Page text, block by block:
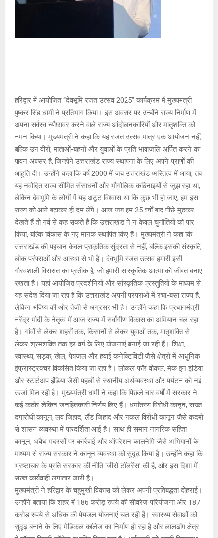
हरिद्वार में आयोजित “देवभूमि रजत उत्सव 2025” कार्यक्रम में मुख्यमंत्री
पुष्कर सिंह धामी ने प्रतिभाग किया। इस अवसर पर उन्होंने राज्य निर्माण में
अपना सर्वस्व न्यौछावर करने वाले राज्य आंदोलनकारियों और मातृशक्ति को
नमन किया। मुख्यमंत्री ने कहा कि यह रजत उत्सव मात्र एक आयोजन नहीं,
बल्कि उन वीरों, माताओं-बहनों और युवाओं के प्रति भावांजलि अर्पित करने का
पावन अवसर है, जिन्होंने उत्तराखंड राज्य स्थापना के लिए अपने प्राणों की
आहुति दी। उन्होंने कहा कि वर्ष 2000 में जब उत्तराखंड अस्तित्व में आया, तब
यह नवोदित राज्य सीमित संसाधनों और भौगोलिक कठिनाइयों से जूझ रहा था,
लेकिन देवभूमि के लोगों में यह अटूट विश्वास था कि कुछ भी हो जाए, हम इस
राज्य को आगे बढ़ाकर ही दम लेंगे। आज जब हम 25 वर्षों बाद पीछे मुड़कर
देखते हैं तो गर्व से कह सकते हैं कि उत्तराखंड ने न केवल चुनौतियों को पार
किया, बल्कि विकास के नए मानक स्थापित किए हैं। मुख्यमंत्री ने कहा कि
उत्तराखंड की पहचान केवल प्राकृतिक सुंदरता से नहीं, बल्कि इसकी संस्कृति,
लोक परंपराओं और आस्था से भी है। देवभूमि रजत उत्सव हमारी इसी
गौरवशाली विरासत का प्रतीक है, जो हमारी सांस्कृतिक आत्मा को जीवंत बनाए
रखता है। यहां आयोजित प्रदर्शनियों और सांस्कृतिक प्रस्तुतियों के माध्यम से
यह संदेश दिया जा रहा है कि उत्तराखंड अपनी परंपराओं में रचा-बसा राज्य है,
लेकिन भविष्य की ओर तेज़ी से अग्रसर भी है। उन्होंने कहा कि प्रधानमंत्री
नरेंद्र मोदी के नेतृत्व में आज राज्य में सर्वांगीण विकास का अभियान चल रहा
है। गांवों से लेकर शहरों तक, किसानों से लेकर युवाओं तक, मातृशक्ति से
लेकर श्रमशक्ति तक हर वर्ग के लिए योजनाएं बनाई जा रही हैं। शिक्षा,
स्वास्थ्य, सड़क, खेल, पेयजल और हवाई कनेक्टिविटी जैसे क्षेत्रों में आधुनिक
इंफ्रास्ट्रक्चर विकसित किया जा रहा है। लोकल फॉर वोकल, मेक इन इंडिया
और स्टार्टअप इंडिया जैसी पहलों से स्थानीय अर्थव्यवस्था और पर्यटन को नई
ऊर्जा मिल रही है। मुख्यमंत्री धामी ने कहा कि पिछले चार वर्षों में सरकार ने
कई कठोर लेकिन जनहितकारी निर्णय लिए हैं। धर्मांतरण विरोधी कानून, सख्त
दंगारोधी कानून, लव जिहाद, लैंड जिहाद और नकल विरोधी कानून जैसे कदमों
से शासन व्यवस्था में पारदर्शिता आई है। साथ ही समान नागरिक संहिता
कानून, अवैध मदरसों पर कार्रवाई और ऑपरेशन कालनेमि जैसे अभियानों के
माध्यम से राज्य सरकार ने कानून व्यवस्था को सुदृढ़ किया है। उन्होंने कहा कि
भ्रष्टाचार के प्रति सरकार की नीति ‘जीरो टॉलरेंस’ की है, और इस दिशा में
सख्त कार्यवाही लगातार जारी है।
मुख्यमंत्री ने हरिद्वार के चहुंमुखी विकास को लेकर अपनी प्रतिबद्धता दोहराई।
उन्होंने बताया कि शहर में 186 करोड़ रुपये की सीवरेज परियोजना और 187
करोड़ रुपये से अधिक की पेयजल योजनाएं चल रही हैं। स्वास्थ्य सेवाओं को
सुदृढ़ बनाने के लिए मेडिकल कॉलेज का निर्माण हो रहा है और लालढांग क्षेत्र